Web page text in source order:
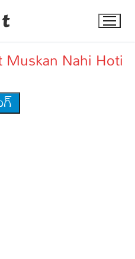
Muskan Nahi Hoti